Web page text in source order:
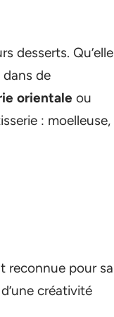
desserts. Qu’elle
de
orientale ou
: moelleuse,
reconnue pour sa
créativité